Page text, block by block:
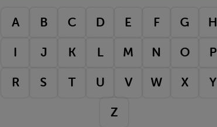
A B C D E F G H
I J K L M N O P
R S T U V W X Y
Z